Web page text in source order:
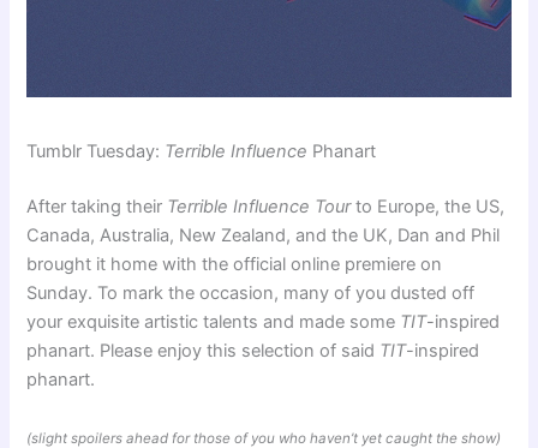
Tumblr Tuesday: Terrible Influence Phanart
After taking their Terrible Influence Tourto Europe, the US,
Canada, Australia, New Zealand, and the UK, Dan and Phil
brought it home with the official online premiere on
Sunday. To mark the occasion, many of you dusted off
your exquisite artistic talents and made some TIT-inspired
phanart. Please enjoy this selection of said TIT-inspired
phanart.
(slight spoilers ahead for those of you who haven’t yet caught the show)